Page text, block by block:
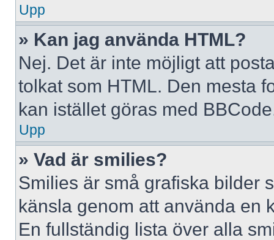
Upp
» Kan jag använda HTML?
Nej. Det är inte möjligt att
tolkat som HTML. Den mesta
kan istället göras med
Upp
» Vad är smilies?
Smilies är små grafiska bilder
känsla genom att använda en
En fullständig lista över alla